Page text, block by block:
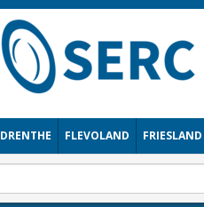
DRENTHE FLEVOLAND FRIESLAND